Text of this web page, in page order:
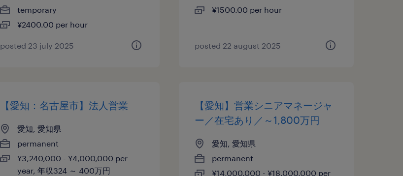
temporary
¥2400.00 per hour
posted 23 july 2025
¥1500.00 per hour
posted 22 august 2025
【愛知：名古屋市】法人営業
愛知, 愛知県
permanent
¥3,240,000 - ¥4,000,000 per
year, 年収324 ～ 400万円
【愛知】営業シニアマネージャ
ー／在宅あり／～1,800万円
愛知, 愛知県
permanent
¥14,000,000 - ¥18,000,000 per